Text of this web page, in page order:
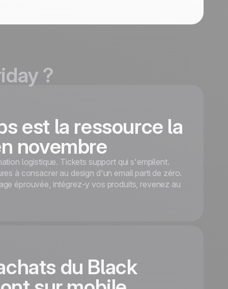
Black
2020
Coming
Tech retail lives on
spec, not romance.
This dark, blue-glow
template pairs
typographic Black
Friday lettering with
4-feature icon row
underneath, drops a
$300 coupon code
?
est la ressource la
novembre
logistique. Tickets support qui s'empilent.
à consacrer au design d'un email parti de zéro.
éprouvée, intégrez-y vos produits, revenez au
du Black